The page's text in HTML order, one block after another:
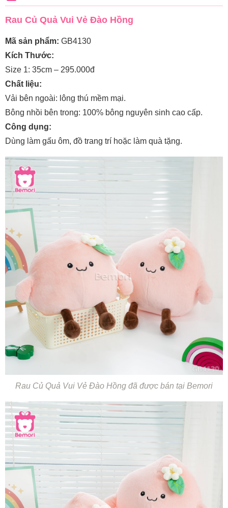
Rau Củ Quả Vui Vẻ Đào Hồng
Mã sản phẩm: GB4130
Kích Thước:
Size 1: 35cm – 295.000đ
Chất liệu:
Vải bên ngoài: lông thú mềm mại.
Bông nhồi bên trong: 100% bông nguyên sinh cao cấp.
Công dụng:
Dùng làm gấu ôm, đồ trang trí hoặc làm quà tặng.
Rau Củ Quả Vui Vẻ Đào Hồng đã được bán tại Bemori